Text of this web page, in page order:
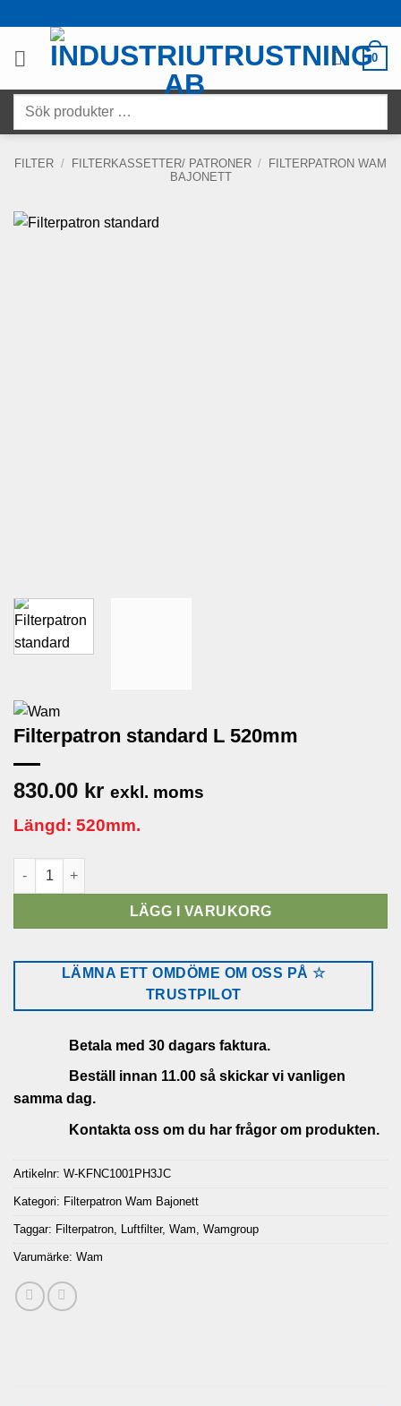
content
0
Sök
produkter
FILTER / FILTERKASSETTER/ PATRONER /
FILTERPATRON WAM
BAJONETT
Filterpatron standard L 520mm
830.00 kr exkl. moms
Längd: 520mm.
Filterpatron standard L 520mm mängd
LÄGG I VARUKORG
LÄMNA ETT OMDÖME OM OSS PÅ ☆
TRUSTPILOT
Betala med 30 dagars faktura.
Beställ innan 11.00 så skickar vi vanligen
samma dag.
Kontakta oss om du har frågor om produkten.
Artikelnr: W-KFNC1001PH3JC
Kategori: Filterpatron Wam Bajonett
Taggar: Filterpatron Luftfilter, Wam Wamgroup
Varumärke: Wam